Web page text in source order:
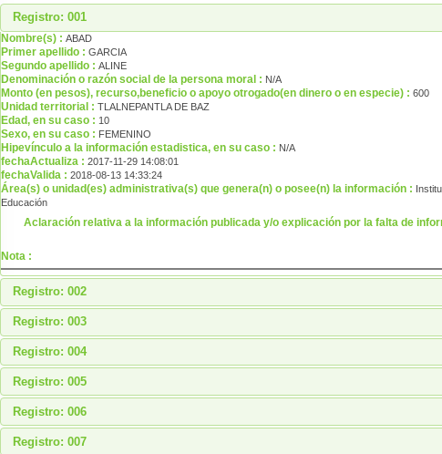
Registro: 001
Nombre(s) : ABAD
Primer apellido : GARCIA
Segundo apellido : ALINE
Denominación o razón social de la persona moral : N/A
Monto (en pesos), recurso,beneficio o apoyo otrogado(en dinero o en especie) : 600
Unidad territorial : TLALNEPANTLA DE BAZ
Edad, en su caso : 10
Sexo, en su caso : FEMENINO
Hipevínculo a la información estadistica, en su caso : N/A
fechaActualiza : 2017-11-29 14:08:01
fechaValida : 2018-08-13 14:33:24
Área(s) o unidad(es) administrativa(s) que genera(n) o posee(n) la información :
Educación
Aclaración relativa a la información publicada y/o explicación por la falta de
Nota :
Registro: 002
Registro: 003
Registro: 004
Registro: 005
Registro: 006
Registro: 007